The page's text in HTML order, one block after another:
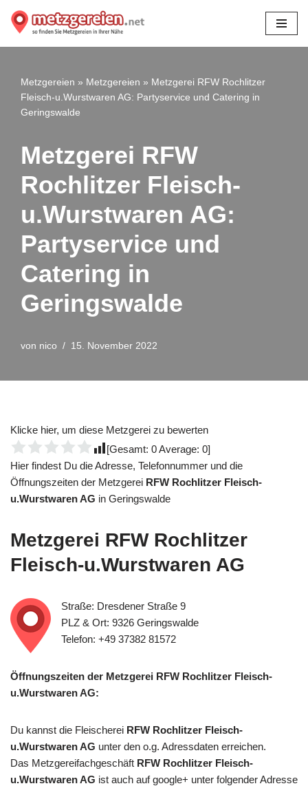
Zum
Metzgereien » Metzgereien » Metzgerei RFW Rochlitzer
Fleisch-u.Wurstwaren AG: Partyservice und Catering in
Geringswalde
Metzgerei RFW
Rochlitzer Fleisch-
u.Wurstwaren AG:
Partyservice und
Catering in
Geringswalde
von nico 15. November 2022
Klicke hier, um diese Metzgerei zu bewerten
[Gesamt: 0Average: 0]
Hier findest Du die Adresse, Telefonnummer und die
Öffnungszeiten der Metzgerei RFW Rochlitzer Fleisch-
u.Wurstwaren AG in Geringswalde
Metzgerei RFW Rochlitzer
Fleisch-u.Wurstwaren AG
Straße: Dresdener Straße 9
PLZ & Ort: 9326 Geringswalde
Telefon: +49 37382 81572
Öffnungszeiten der Metzgerei RFW Rochlitzer Fleisch-
u.Wurstwaren AG:
Du kannst die Fleischerei RFW Rochlitzer Fleisch-
u.Wurstwaren AG unter den o.g. Adressdaten erreichen.
Das Metzgereifachgeschäft RFW Rochlitzer Fleisch-
u.Wurstwaren AG ist auch auf google+ unter folgender Adresse